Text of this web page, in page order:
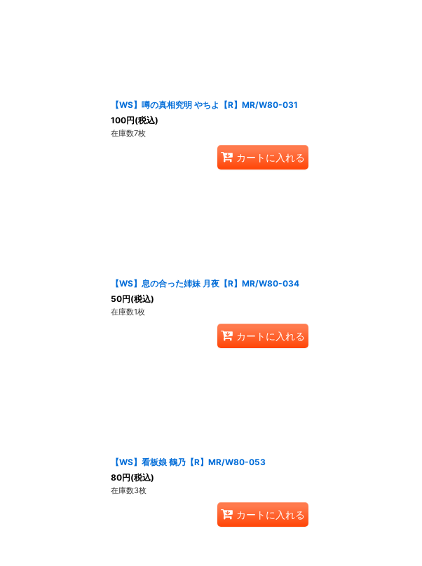
【WS】噂の真相究明 やちよ【R】MR/W80-031
100円(税込)
在庫数7枚
カートに入れる
【WS】息の合った姉妹 月夜【R】MR/W80-034
50円(税込)
在庫数1枚
カートに入れる
【WS】看板娘 鶴乃【R】MR/W80-053
80円(税込)
在庫数3枚
カートに入れる